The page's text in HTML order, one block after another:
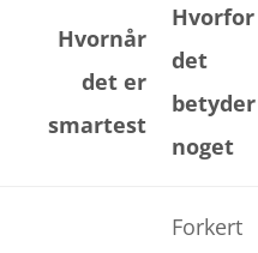
Hvornår
det er
smartest
Hvorfor
det
betyder
noget
Forkert